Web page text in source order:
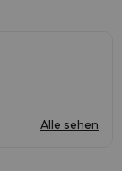
Alle sehen